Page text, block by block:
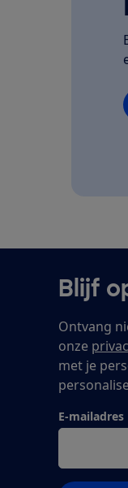
Blijf
Ontvang
onze
met je
E-mailadres